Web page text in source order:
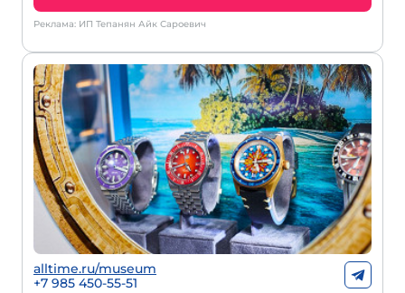
Реклама: ИП Тепанян Айк Сароевич
alltime.ru/museum
+7 985 450-55-51